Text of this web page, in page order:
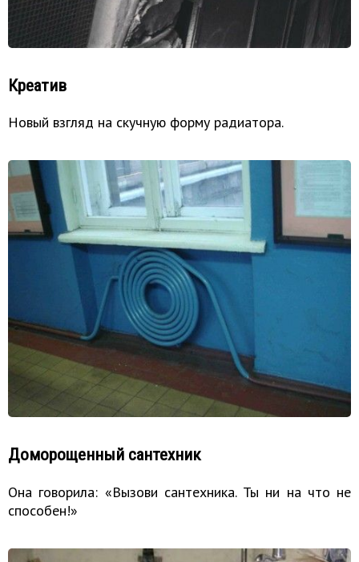
Креатив
Новый взгляд на скучную форму радиатора.
Доморощенный сантехник
Она говорила: «Вызови сантехника. Ты ни на что не
способен!»